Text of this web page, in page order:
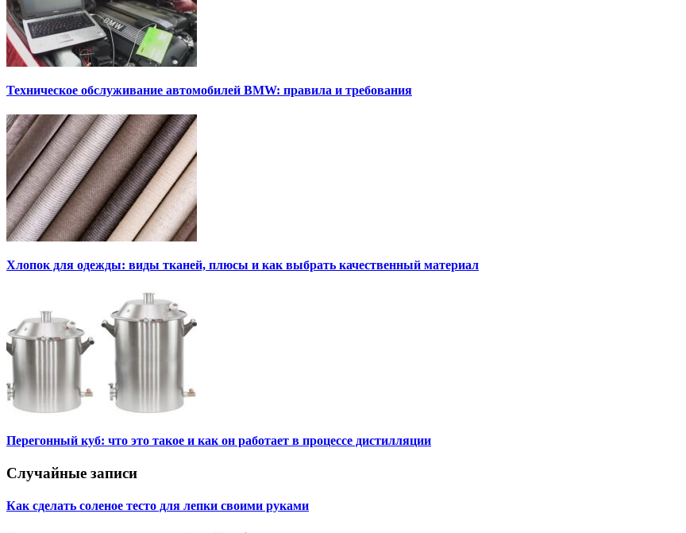
Техническое обслуживание автомобилей BMW: правила и требования
Хлопок для одежды: виды тканей, плюсы и как выбрать качественный материал
Перегонный куб: что это такое и как он работает в процессе дистилляции
Случайные записи
Как сделать соленое тесто для лепки своими руками